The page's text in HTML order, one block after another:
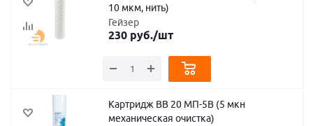
10 мкм, нить)
Гейзер
230руб./шт
Картридж BB 20 МП-5B (5 мкн
механическая очистка)